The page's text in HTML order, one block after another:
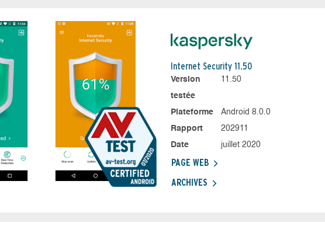
Internet Security 11.50
Version
testée
11.50
Plateforme
Android 8.0.0
Rapport
202911
Date
juillet 2020
PAGE WEB
ARCHIVES